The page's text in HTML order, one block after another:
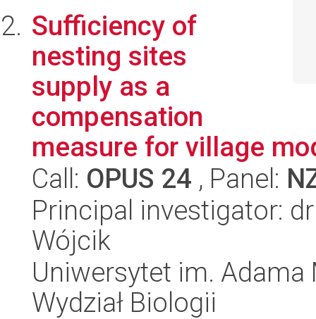
Sufficiency of
nesting sites
supply as a
compensation
measure for village
Call: OPUS 24 , Panel:
Principal investigator:
Wójcik
Uniwersytet im.
Wydział Biologii